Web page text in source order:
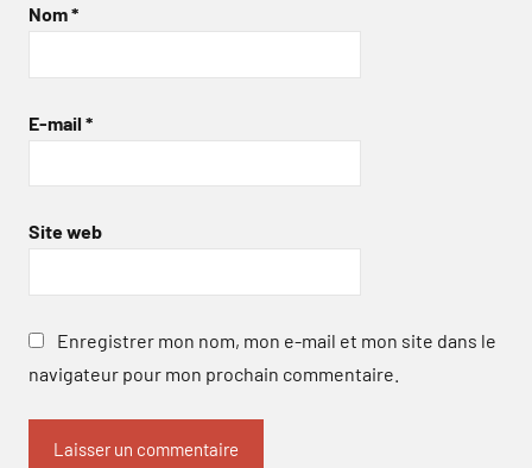
Nom*
E-mail *
Site web
Enregistrer mon nom, mon e-mail et mon site dans le
navigateur pour mon prochain commentaire.